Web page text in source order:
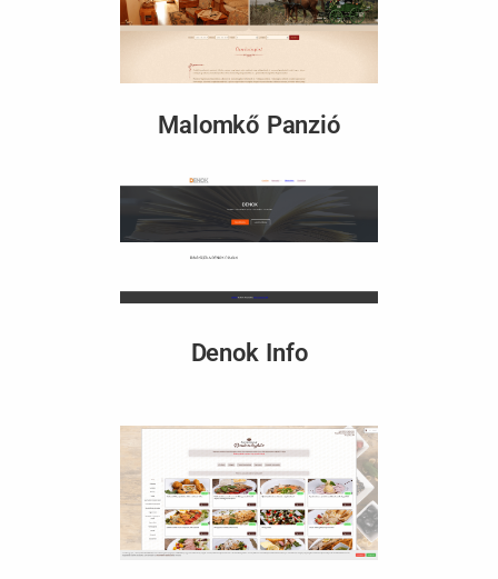
Malomkő Panzió
Denok Info